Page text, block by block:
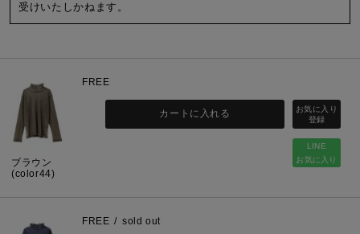
受けいたしかねます。
ブラウン
(color44)
FREE
LINE
お気に入り
カートに入れる
FREE sold out